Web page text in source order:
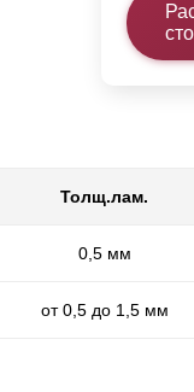
Толщ.лам.
0,5 мм
от 0,5 до 1,5 мм